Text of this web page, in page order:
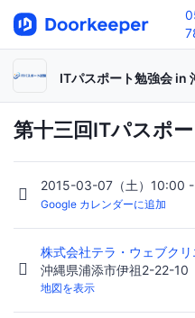
ITパスポート勉強会 in
第十三回ITパスポ
2015-03-07（土）10:00
Google カレンダーに追加
株式会社テラ・ウェブク
沖縄県浦添市伊祖2-22-
地図を表示